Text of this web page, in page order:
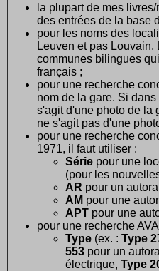
la plupart de mes
des entrées de la base
pour les noms des
Leuven et pas
communes bilingues
français ;
pour une recherche
nom de la gare. Si
s'agit d'une photo de la
ne s'agit pas d'une
pour une recherche
1971, il faut utiliser :
Série pour une
(pour les
AR pour un
AM pour une
APT pour une
pour une recherche
Type (ex. : Type
553 pour un
électrique, Type